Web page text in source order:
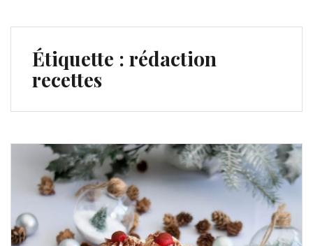
Étiquette : rédaction
recettes